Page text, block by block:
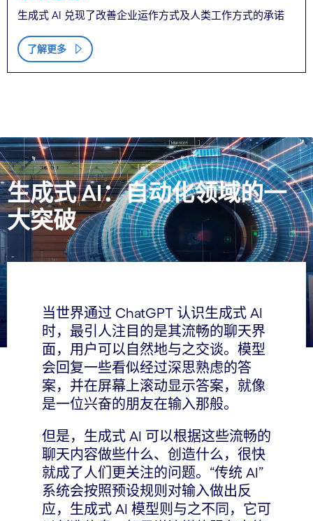
生成式 AI 兑现了改善企业运作方式及人类工作方式的承诺
了解更多
生成式 AI：自动化领域的一
大突破
当世界通过 ChatGPT 认识生成式 AI
时，最引人注目的是其流畅的聊天界
面，用户可以自然地与之交谈。模型
会回复一些看似经过深思熟虑的答
案，并在屏幕上滚动显示答案，就像
是一位兴奋的朋友在输入那般。
但是，生成式 AI 可以根据这些流畅的
聊天内容做些什么、创造什么，很快
就成了人们更关注的问题。“传统 AI”
系统会按照预设规则对输入做出反
应，生成式 AI 模型则与之不同，它可